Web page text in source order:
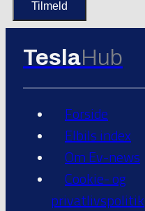
TeslaHub
Forside
Elbils index
Om Ev-news
Cookie- og
privatlivspolitik